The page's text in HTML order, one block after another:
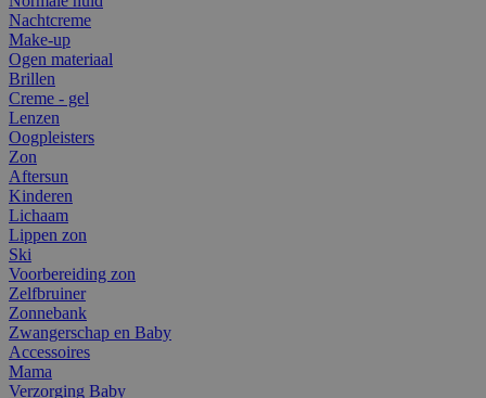
Nachtcreme
Make-up
Ogen materiaal
Brillen
Creme - gel
Lenzen
Oogpleisters
Zon
Aftersun
Kinderen
Lichaam
Lippen zon
Ski
Voorbereiding zon
Zelfbruiner
Zonnebank
Zwangerschap en Baby
Accessoires
Mama
Verzorging Baby